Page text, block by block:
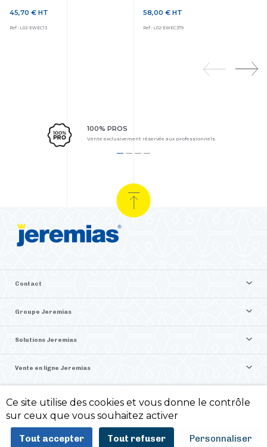
Prix
45,70 € HT
Ref : L02-EWEC13
Prix
58,00 € HT
Ref : L02-EWEC379
100% PROS
Vente exclusivement réservée aux professionnels
Contact
Groupe Jeremias
Solutions Jeremias
Vente en ligne Jeremias
©2026 Jeremias France
Politique de confidentialité -
ITIS Commerce
Ce site utilise des cookies et vous donne le contrôle
sur ceux que vous souhaitez activer
Tout accepter Tout refuser Personnaliser